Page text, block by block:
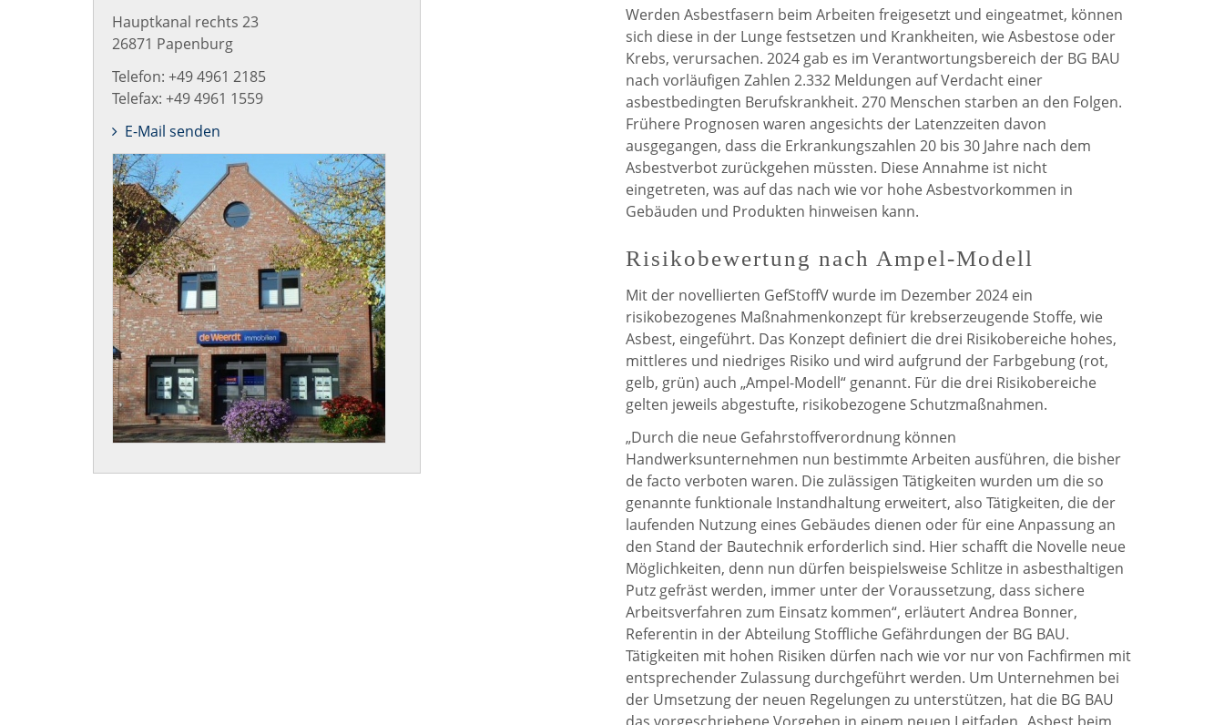
Werden Asbestfasern beim Arbeiten freigesetzt und eingeatmet, können
sich diese in der Lunge festsetzen und Krankheiten, wie Asbestose oder
Krebs, verursachen. 2024 gab es im Verantwortungsbereich der BG BAU
nach vorläufigen Zahlen 2.332 Meldungen auf Verdacht einer
asbestbedingten Berufskrankheit. 270 Menschen starben an den Folgen.
Frühere Prognosen waren angesichts der Latenzzeiten davon
ausgegangen, dass die Erkrankungszahlen 20 bis 30 Jahre nach dem
Asbestverbot zurückgehen müssten. Diese Annahme ist nicht
eingetreten, was auf das nach wie vor hohe Asbestvorkommen in
Gebäuden und Produkten hinweisen kann.
Risikobewertung nach Ampel-Modell
Mit der novellierten GefStoffV wurde im Dezember 2024 ein
risikobezogenes Maßnahmenkonzept für krebserzeugende Stoffe, wie
Asbest, eingeführt. Das Konzept definiert die drei Risikobereiche hohes,
mittleres und niedriges Risiko und wird aufgrund der Farbgebung (rot,
gelb, grün) auch „Ampel-Modell“ genannt. Für die drei Risikobereiche
gelten jeweils abgestufte, risikobezogene Schutzmaßnahmen.
„Durch die neue Gefahrstoffverordnung können
Handwerksunternehmen nun bestimmte Arbeiten ausführen, die bisher
de facto verboten waren. Die zulässigen Tätigkeiten wurden um die so
genannte funktionale Instandhaltung erweitert, also Tätigkeiten, die der
laufenden Nutzung eines Gebäudes dienen oder für eine Anpassung an
den Stand der Bautechnik erforderlich sind. Hier schafft die Novelle neue
Möglichkeiten, denn nun dürfen beispielsweise Schlitze in asbesthaltigen
Putz gefräst werden, immer unter der Voraussetzung, dass sichere
Arbeitsverfahren zum Einsatz kommen“, erläutert Andrea Bonner,
Referentin in der Abteilung Stoffliche Gefährdungen der BG BAU.
Tätigkeiten mit hohen Risiken dürfen nach wie vor nur von Fachfirmen mit
entsprechender Zulassung durchgeführt werden. Um Unternehmen bei
der Umsetzung der neuen Regelungen zu unterstützen, hat die BG BAU
Hauptkanal rechts 23
26871 Papenburg
Telefon: +49 4961 2185
Telefax: +49 4961 1559
E-Mail senden